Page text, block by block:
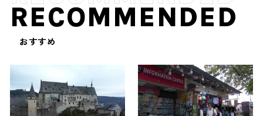
RECOMMENDED
おすすめ